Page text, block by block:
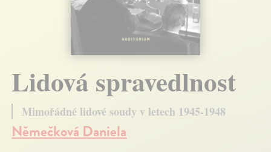
Lidová spravedlnost
Mimořádné lidové soudy v letech 1945-1948
Němečková Daniela